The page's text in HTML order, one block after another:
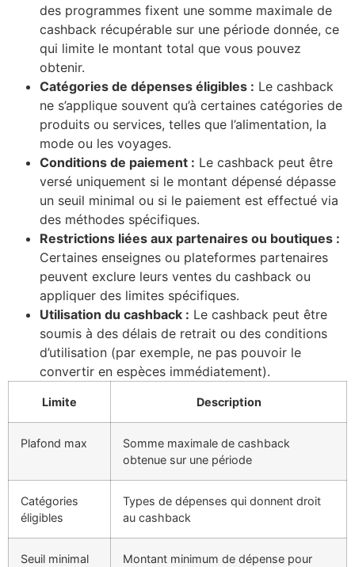
des programmes fixent une somme maximale de
cashback récupérable sur une période donnée, ce
qui limite le montant total que vous pouvez
obtenir.
Catégories de dépenses éligibles : Le cashback
ne s’applique souvent qu’à certaines catégories de
produits ou services, telles que l’alimentation, la
mode ou les voyages.
Conditions de paiement : Le cashback peut être
versé uniquement si le montant dépensé dépasse
un seuil minimal ou si le paiement est effectué via
des méthodes spécifiques.
Restrictions liées aux partenaires ou boutiques :
Certaines enseignes ou plateformes partenaires
peuvent exclure leurs ventes du cashback ou
appliquer des limites spécifiques.
Utilisation du cashback : Le cashback peut être
soumis à des délais de retrait ou des conditions
d’utilisation (par exemple, ne pas pouvoir le
convertir en espèces immédiatement).
Limite Description
Plafond max
Somme maximale de cashback
obtenue sur une période
Catégories
éligibles
Types de dépenses qui donnent droit
au cashback
Seuil minimal
Montant minimum de dépense pour